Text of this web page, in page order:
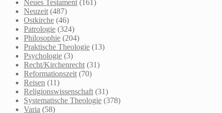
Neues Testament (161)
Neuzeit (487)
Ostkirche (46)
Patrologie (324)
Philosophie (204)
Praktische Theologie (13)
Psychologie (3)
Recht/Kirchenrecht (31)
Reformationszeit (70)
Reisen (11)
Religionswissenschaft (31)
Systematische Theologie (378)
Varia (58)